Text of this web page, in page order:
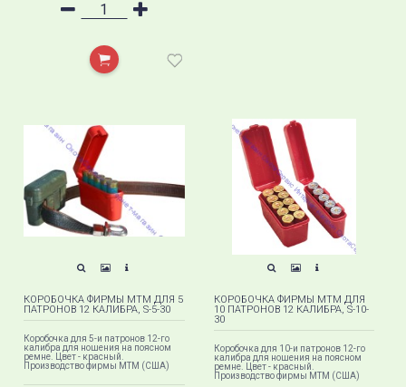
КОРОБОЧКА ФИРМЫ MTM ДЛЯ 5
ПАТРОНОВ 12 КАЛИБРА, S-5-30
Коробочка для 5-и патронов 12-го
калибра для ношения на поясном
ремне. Цвет - красный.
Производство фирмы МТМ (США)
КОРОБОЧКА ФИРМЫ MTM ДЛЯ
10 ПАТРОНОВ 12 КАЛИБРА, S-10-
30
Коробочка для 10-и патронов 12-го
калибра для ношения на поясном
ремне. Цвет - красный.
Производство фирмы МТМ (США)